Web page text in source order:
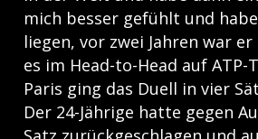
mich besser gefühlt und
liegen, vor zwei Jahren war
es im Head-to-Head auf
Paris ging das Duell in vier
Der 24-Jährige hatte gegen